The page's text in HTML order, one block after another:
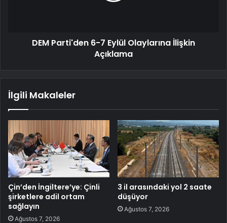
DEM Parti'den 6-7 Eylül Olaylarına İlişkin
Açıklama
İlgili Makaleler
Çin’den İngiltere’ye: Çinli
şirketlere adil ortam
sağlayın
Ağustos 7, 2026
3 il arasındaki yol 2 saate
düşüyor
Ağustos 7, 2026